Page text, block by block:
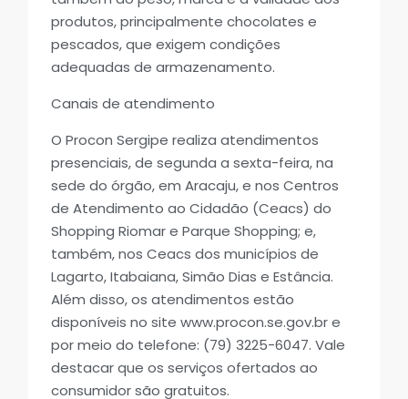
produtos, principalmente chocolates e
pescados, que exigem condições
adequadas de armazenamento.
Canais de atendimento
O Procon Sergipe realiza atendimentos
presenciais, de segunda a sexta-feira, na
sede do órgão, em Aracaju, e nos Centros
de Atendimento ao Cidadão (Ceacs) do
Shopping Riomar e Parque Shopping; e,
também, nos Ceacs dos municípios de
Lagarto, Itabaiana, Simão Dias e Estância.
Além disso, os atendimentos estão
disponíveis no site www.procon.se.gov.br e
por meio do telefone: (79) 3225-6047. Vale
destacar que os serviços ofertados ao
consumidor são gratuitos.